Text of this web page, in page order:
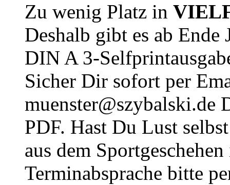
Zu wenig Platz in
Deshalb gibt es ab Ende
DIN A 3-
Sicher Dir sofort per
muenster@szybalski.de
PDF. Hast Du Lust
aus dem
Terminabsprache bitte